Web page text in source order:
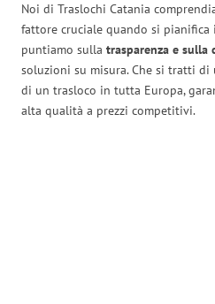
Noi di Traslochi Catania
fattore cruciale quando si pianifica
puntiamo sulla trasparenza e sulla
soluzioni su misura. Che si tratti di
di un trasloco in tutta Europa,
alta qualità a prezzi competitivi.